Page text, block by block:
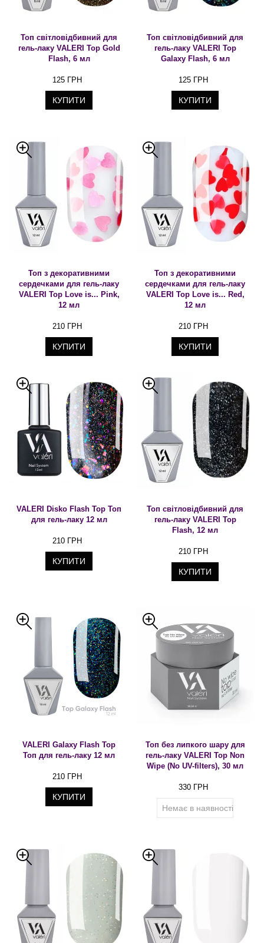
Топ світловідбивний для
гель-лаку VALERI Top Gold
Flash, 6 мл
125 ГРН
КУПИТИ
Топ світловідбивний для
гель-лаку VALERI Top
Galaxy Flash, 6 мл
125 ГРН
КУПИТИ
Топ з декоративними
сердечками для гель-лаку
VALERI Top Love іs... Pink,
12 мл
210 ГРН
КУПИТИ
Топ з декоративними
сердечками для гель-лаку
VALERI Top Love іs... Red,
12 мл
210 ГРН
КУПИТИ
VALERI Disko Flash Top Топ
для гель-лаку 12 мл
210 ГРН
КУПИТИ
Топ світловідбивний для
гель-лаку VALERI Top
Flash, 12 мл
210 ГРН
КУПИТИ
VALERI Galaxy Flash Top
Топ для гель-лаку 12 мл
210 ГРН
КУПИТИ
Топ без липкого шару для
гель-лаку VALERI Top Non
Wipe (No UV-filters), 30 мл
330 ГРН
Немає в наявності